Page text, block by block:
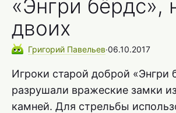
«Энгри бёрдс»,
двоих
Григорий Павельев∙06.10.2017
Игроки старой доброй «Энгри
разрушали вражеские замки
камней. Для стрельбы